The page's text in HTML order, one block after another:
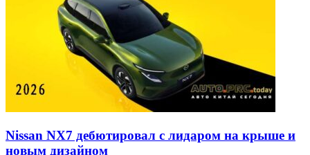
Nissan NX7 дебютировал с лидаром на крыше и
новым дизайном